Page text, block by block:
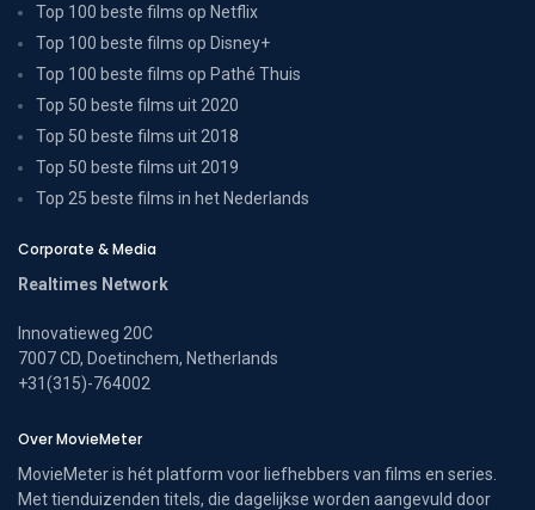
Top 100 beste films op Netflix
Top 100 beste films op Disney+
Top 100 beste films op Pathé Thuis
Top 50 beste films uit 2020
Top 50 beste films uit 2018
Top 50 beste films uit 2019
Top 25 beste films in het Nederlands
Corporate & Media
Realtimes Network
Innovatieweg 20C
7007 CD, Doetinchem, Netherlands
+31(315)-764002
Over MovieMeter
MovieMeter is hét platform voor liefhebbers van films en series.
Met tienduizenden titels, die dagelijkse worden aangevuld door